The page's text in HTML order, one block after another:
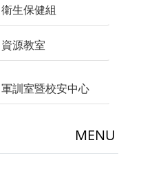
衛生保健組
資源教室
軍訓室暨校安中心
MENU